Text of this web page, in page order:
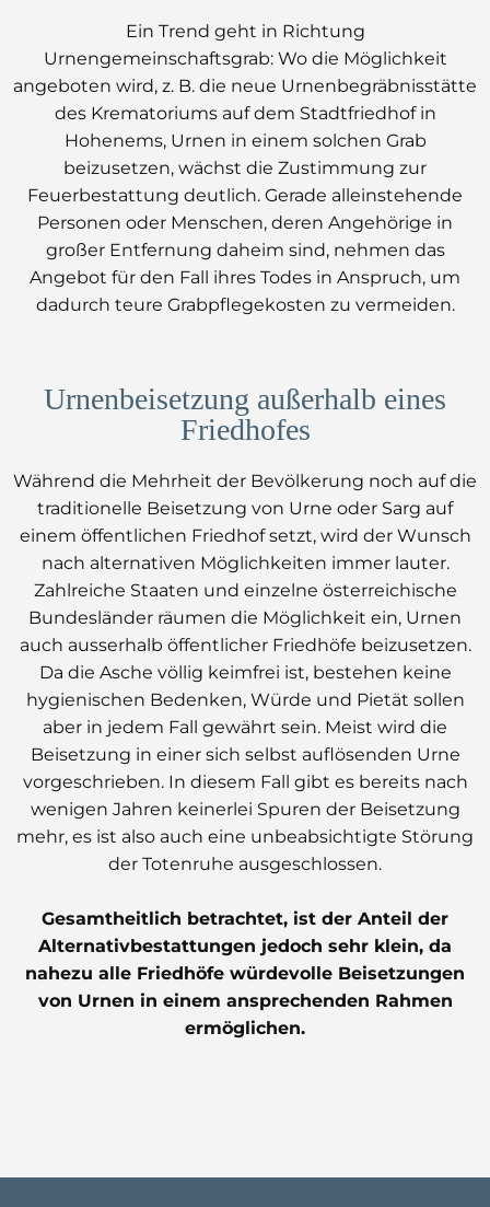
Ein Trend geht in Richtung
Urnengemeinschaftsgrab: Wo die Möglichkeit
angeboten wird, z. B. die neue Urnenbegräbnisstätte
des Krematoriums auf dem Stadtfriedhof in
Hohenems, Urnen in einem solchen Grab
beizusetzen, wächst die Zustimmung zur
Feuerbestattung deutlich. Gerade alleinstehende
Personen oder Menschen, deren Angehörige in
großer Entfernung daheim sind, nehmen das
Angebot für den Fall ihres Todes in Anspruch, um
dadurch teure Grabpflegekosten zu vermeiden.
Urnenbeisetzung außerhalb eines
Friedhofes
Während die Mehrheit der Bevölkerung noch auf die
traditionelle Beisetzung von Urne oder Sarg auf
einem öffentlichen Friedhof setzt, wird der Wunsch
nach alternativen Möglichkeiten immer lauter.
Zahlreiche Staaten und einzelne österreichische
Bundesländer räumen die Möglichkeit ein, Urnen
auch ausserhalb öffentlicher Friedhöfe beizusetzen.
Da die Asche völlig keimfrei ist, bestehen keine
hygienischen Bedenken, Würde und Pietät sollen
aber in jedem Fall gewährt sein. Meist wird die
Beisetzung in einer sich selbst auflösenden Urne
vorgeschrieben. In diesem Fall gibt es bereits nach
wenigen Jahren keinerlei Spuren der Beisetzung
mehr, es ist also auch eine unbeabsichtigte Störung
der Totenruhe ausgeschlossen.
Gesamtheitlich betrachtet, ist der Anteil der
Alternativbestattungen jedoch sehr klein, da
nahezu alle Friedhöfe würdevolle Beisetzungen
von Urnen in einem ansprechenden Rahmen
ermöglichen.